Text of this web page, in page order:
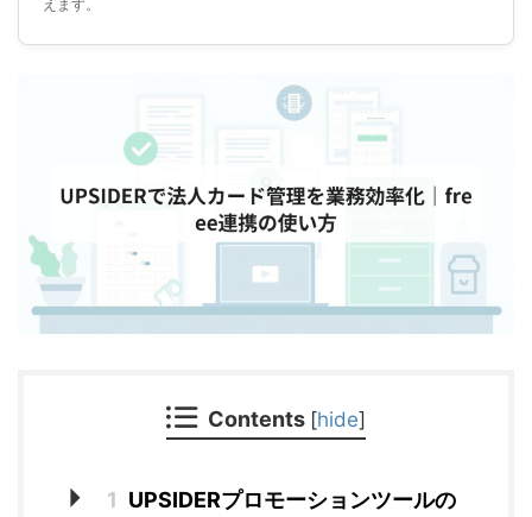
えます。
Contents [hide]
1 UPSIDERプロモーションツールの